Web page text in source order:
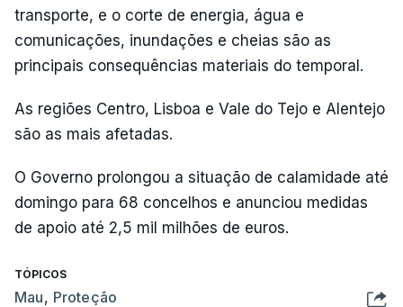
transporte, e o corte de energia, água e
comunicações, inundações e cheias são as
principais consequências materiais do temporal.
As regiões Centro, Lisboa e Vale do Tejo e Alentejo
são as mais afetadas.
O Governo prolongou a situação de calamidade até
domingo para 68 concelhos e anunciou medidas
de apoio até 2,5 mil milhões de euros.
TÓPICOS
Mau, Proteção